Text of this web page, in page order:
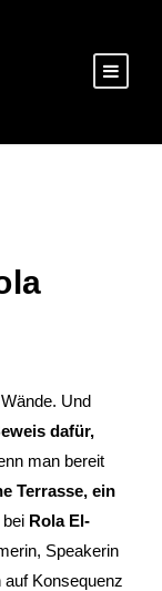
Und
dafür,
man bereit
Terrasse, ein
Rola El-
Speakerin
Konsequenz